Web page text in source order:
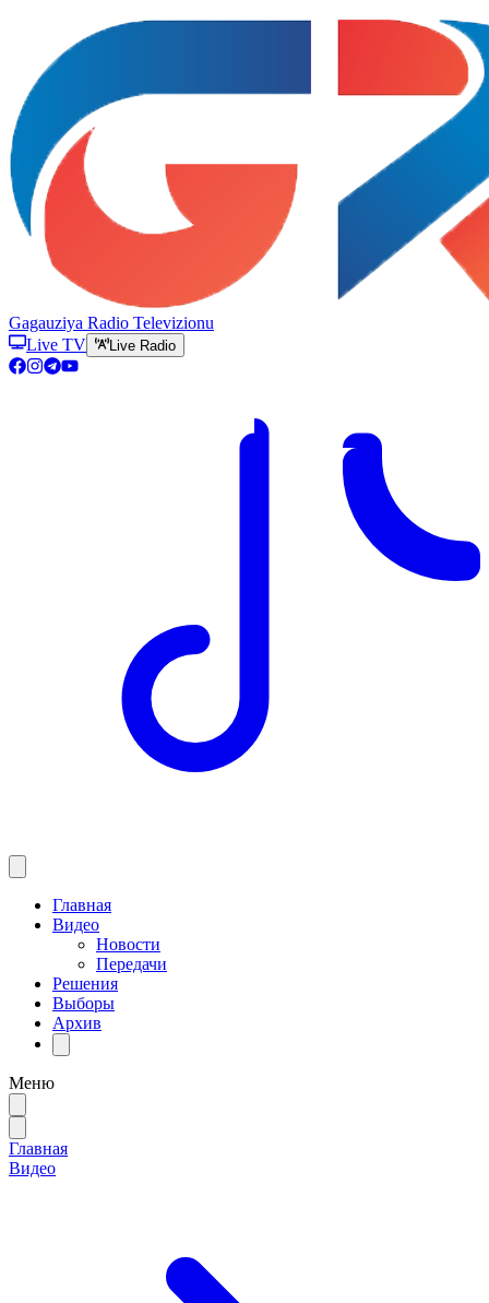
Gagauziya Radio Televizionu
Live TV
Live Radio
Главная
Видео
Новости
Передачи
Решения
Выборы
Архив
Меню
Главная
Видео